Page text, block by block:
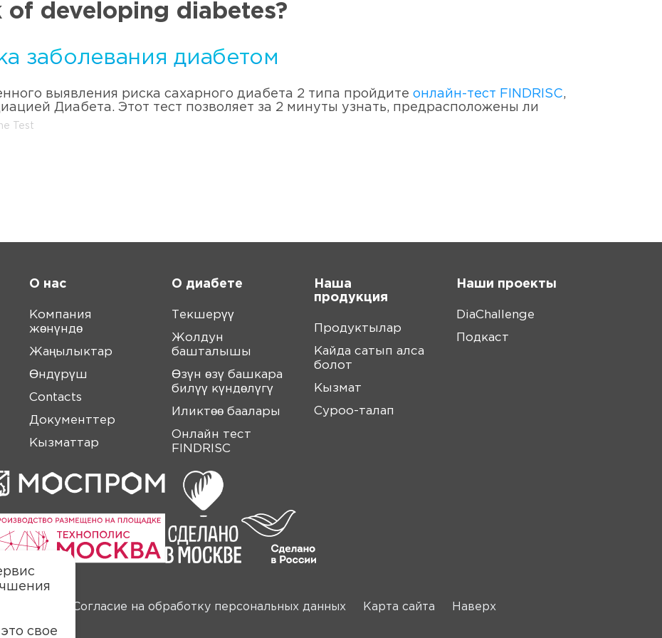
Test
of developing diabetes?
заболевания диабетом
выявления риска сахарного диабета 2 типа пройдите онлайн-тест FINDRISC,
Диабета. Этот тест позволяет за 2 минуты узнать, предрасположены ли
О нас
Компания
жөнүндө
Жаңылыктар
Өндүрүш
Contacts
Документтер
Кызматтар
О диабете
Текшерүү
Жолдун
башталышы
Өзүн өзү башкара
билүү күндөлүгү
Иликтөө баалары
Онлайн тест
FINDRISC
Наша
продукция
Продуктылар
Кайда сатып алса
болот
Кызмат
Суроо-талап
Наши проекты
DiaChallenge
Подкаст
данных Согласие на обработку персональных данных Карта сайта
Наверх
свое